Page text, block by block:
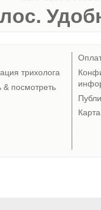
трихолога
& посмотреть